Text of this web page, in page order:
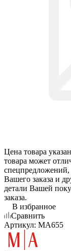
Цена товара
товара может
спецпредложений,
Вашего заказа и
детали Вашей
заказа.
В избранное
Сравнить
Артикул: MA655